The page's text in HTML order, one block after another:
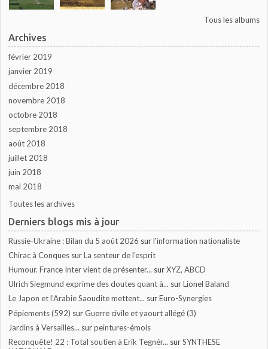
Tous les albums
Archives
février 2019
janvier 2019
décembre 2018
novembre 2018
octobre 2018
septembre 2018
août 2018
juillet 2018
juin 2018
mai 2018
Toutes les archives
Derniers blogs mis à jour
Russie-Ukraine : Bilan du 5 août 2026 surl'information nationaliste
Chirac à Conques surLa senteur de l'esprit
Humour. France Inter vient de présenter... surXYZ, ABCD
Ulrich Siegmund exprime des doutes quant à... surLionel Baland
Le Japon et l’Arabie Saoudite mettent... surEuro-Synergies
Pépiements (592) surGuerre civile et yaourt allégé (3)
Jardins à Versailles... surpeintures-émois
Reconquête! 22 : Total soutien à Erik Tegnér... surSYNTHESE